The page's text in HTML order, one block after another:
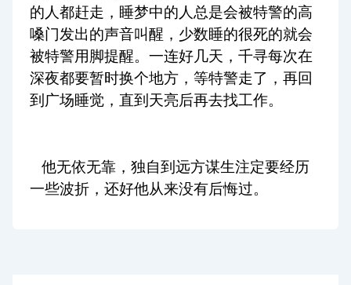
的人都赶走，睡梦中的人总是会被特警的高
嗓门发出的声音叫醒，少数睡的很死的就会
被特警用脚提醒。一连好几天，千寻每次在
深夜都要暂时换个地方，等特警走了，再回
到广场睡觉，直到天亮后再去找工作。
他无依无靠，独自到远方谋生注定要经历
一些波折，还好他从来没有后悔过。